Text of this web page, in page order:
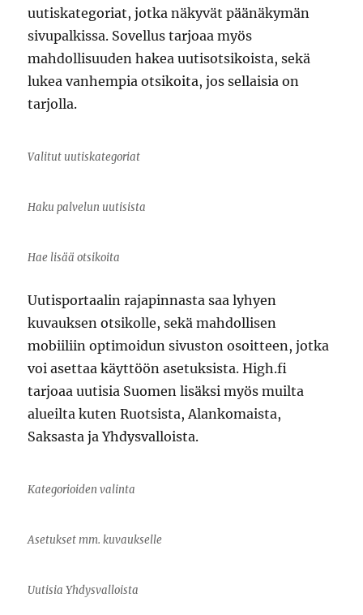
uutiskategoriat, jotka näkyvät päänäkymän
sivupalkissa. Sovellus tarjoaa myös
mahdollisuuden hakea uutisotsikoista, sekä
lukea vanhempia otsikoita, jos sellaisia on
tarjolla.
Valitut uutiskategoriat
Haku palvelun uutisista
Hae lisää otsikoita
Uutisportaalin rajapinnasta saa lyhyen
kuvauksen otsikolle, sekä mahdollisen
mobiiliin optimoidun sivuston osoitteen, jotka
voi asettaa käyttöön asetuksista. High.fi
tarjoaa uutisia Suomen lisäksi myös muilta
alueilta kuten Ruotsista, Alankomaista,
Saksasta ja Yhdysvalloista.
Kategorioiden valinta
Asetukset mm. kuvaukselle
Uutisia Yhdysvalloista